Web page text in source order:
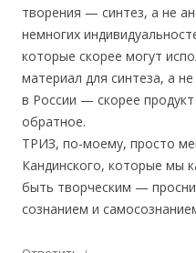
творения — синтез, а не
немногих
которые скорее могут
материал для синтеза, а
в России — скорее
обратное.
ТРИЗ, по-моему, просто
Кандинского, которые мы
быть творческим —
сознанием и